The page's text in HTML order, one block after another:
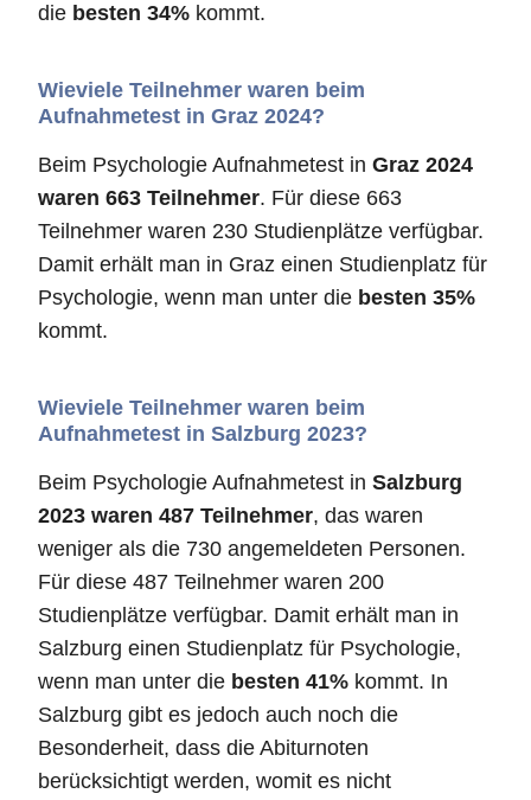
die besten 34% kommt.
Wieviele Teilnehmer waren beim
Aufnahmetest in Graz 2024?
Beim Psychologie Aufnahmetest in Graz 2024
waren 663 Teilnehmer. Für diese 663
Teilnehmer waren 230 Studienplätze verfügbar.
Damit erhält man in Graz einen Studienplatz für
Psychologie, wenn man unter die besten 35%
kommt.
Wieviele Teilnehmer waren beim
Aufnahmetest in Salzburg 2023?
Beim Psychologie Aufnahmetest in Salzburg
2023 waren 487 Teilnehmer, das waren
weniger als die 730 angemeldeten Personen.
Für diese 487 Teilnehmer waren 200
Studienplätze verfügbar. Damit erhält man in
Salzburg einen Studienplatz für Psychologie,
wenn man unter die besten 41% kommt. In
Salzburg gibt es jedoch auch noch die
Besonderheit, dass die Abiturnoten
berücksichtigt werden, womit es nicht